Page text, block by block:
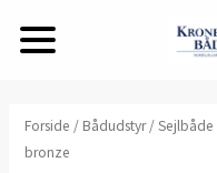
Forside / Bådudstyr/Sejlbåde
bronze
Guidi
T-